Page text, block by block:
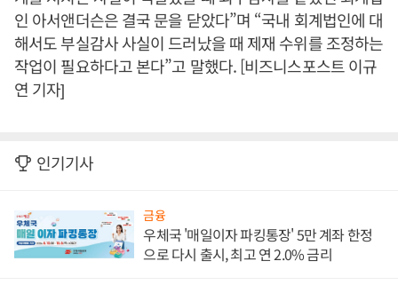
인 아서앤더슨은 결국 문을 닫았다”며 “국내 회계법인에 대
해서도 부실감사 사실이 드러났을 때 제재 수위를 조정하는
작업이 필요하다고 본다”고 말했다. [비즈니스포스트 이규
연 기자]
인기기사
금융
우체국 '매일이자 파킹통장' 5만 계좌 한정
으로 다시 출시, 최고 연 2.0% 금리